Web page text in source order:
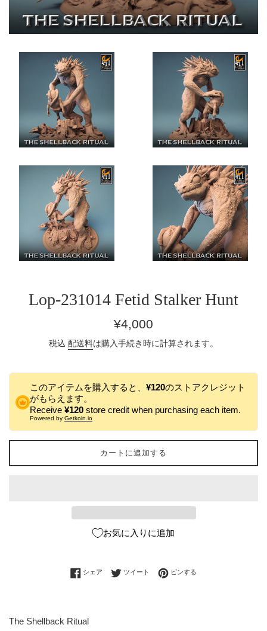
Lop-231014 Fetid Stalker Hunt
通
価
¥4,000
税込 配送料は購入手続き時に計算されます。
このアイテムを購入すると、 ¥120のストアクレジット
がもらえます。
Receive ¥120 store credit when purchasing each item.
Powered by Getkoin.io
カートに追加する
お気に入りに追加
シェア Facebookでシェアする
ツイート Twitterに投稿する
ピンする
The Shellback Ritual